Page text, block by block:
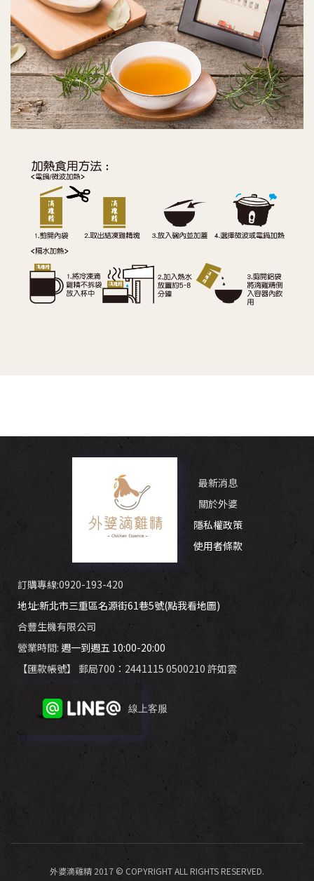
最新消息
關於外婆
隱私權政策
使用者條款
訂購專線:0920-193-420
地址:新北市三重區名源街61巷5號(點我看地圖)
合豐生機有限公司
營業時間: 週一到週五 10:00-20:00
【匯款帳號】 郵局700：2441115 0500210 許如雲
線上客服
外婆滴雞精 2017 © COPYRIGHT ALL RIGHTS RESERVED.